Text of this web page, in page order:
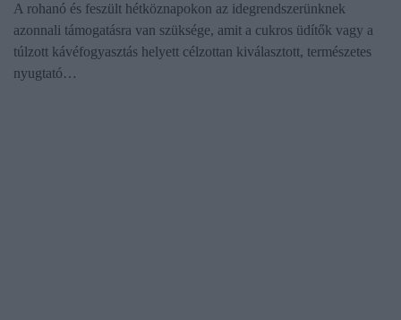
A rohanó és feszült hétköznapokon az idegrendszerünknek
azonnali támogatásra van szüksége, amit a cukros üdítők vagy a
túlzott kávéfogyasztás helyett célzottan kiválasztott, természetes
nyugtató…